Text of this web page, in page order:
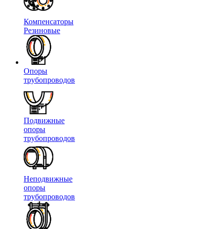
Компенсаторы
Резиновые
Опоры
трубопроводов
Подвижные
опоры
трубопроводов
Неподвижные
опоры
трубопроводов